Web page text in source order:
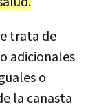
trata de
adicionales
o
la canasta